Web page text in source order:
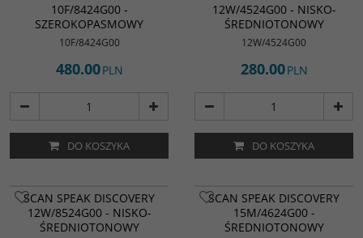
10F/8424G00 -
SZEROKOPASMOWY
10F/8424G00
480.00PLN
DO KOSZYKA
12W/4524G00 - NISKO-
ŚREDNIOTONOWY
12W/4524G00
280.00PLN
DO KOSZYKA
SCAN SPEAK DISCOVERY
12W/8524G00 - NISKO-
ŚREDNIOTONOWY
SCAN SPEAK DISCOVERY
15M/4624G00 -
ŚREDNIOTONOWY